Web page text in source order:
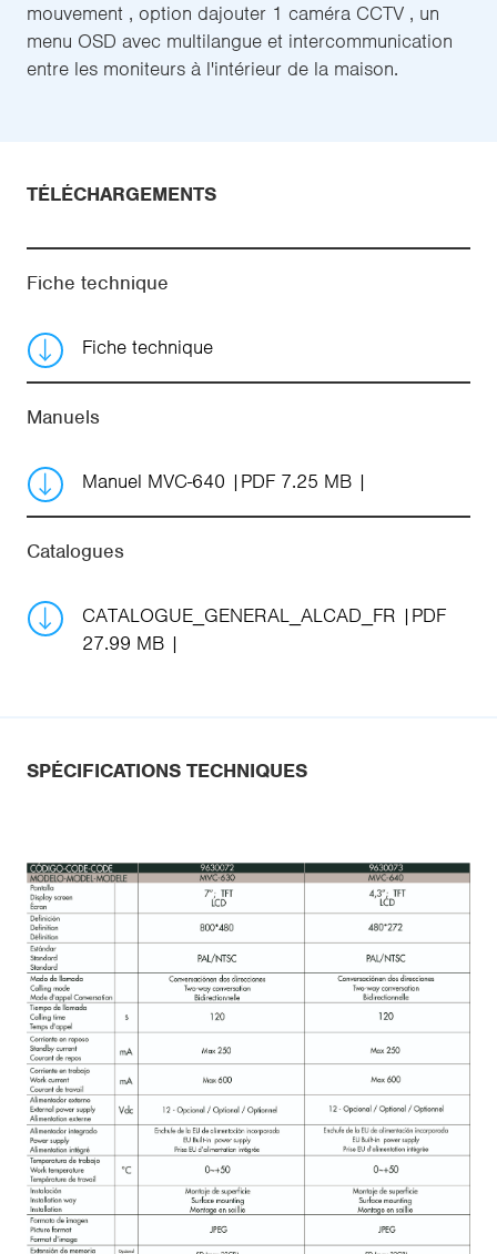
mouvement , option dajouter 1 caméra CCTV , un
menu OSD avec multilangue et intercommunication
entre les moniteurs à l'intérieur de la maison.
TÉLÉCHARGEMENTS
Fiche technique
Fiche technique
Manuels
Manuel MVC-640 PDF 7.25 MB
Catalogues
CATALOGUE_GENERAL_ALCAD_FR
PDF
27.99 MB
SPÉCIFICATIONS TECHNIQUES